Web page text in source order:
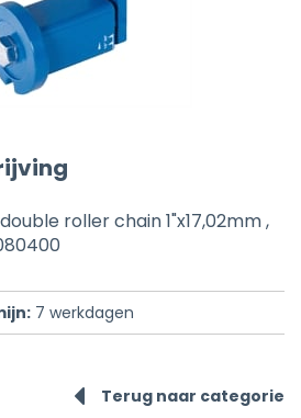
roller chain 1"x17,02mm ,
7 werkdagen
Terug naar categorie